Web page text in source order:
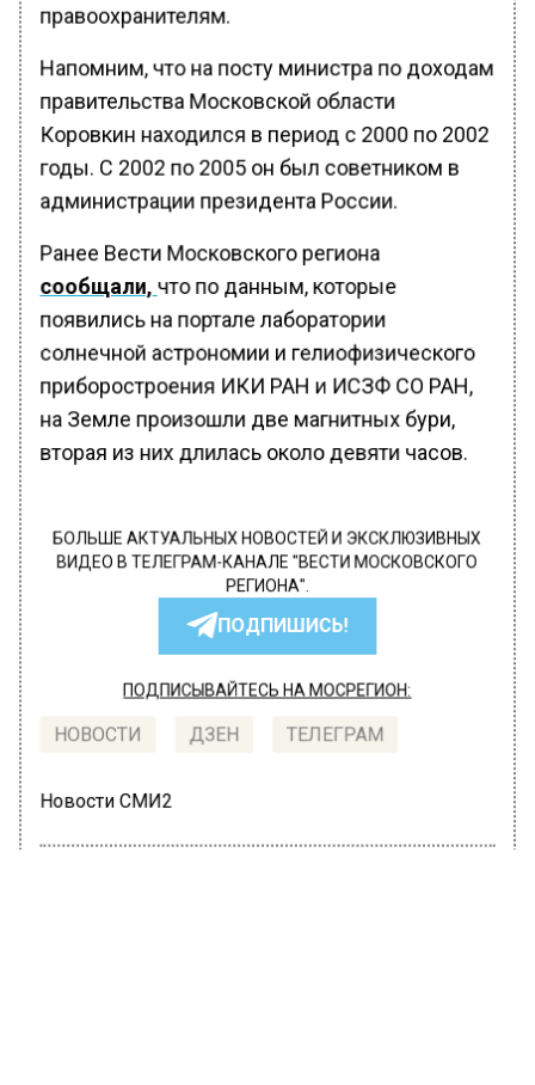
правоохранителям.
Напомним, что на посту министра по доходам
правительства Московской области
Коровкин находился в период с 2000 по 2002
годы. С 2002 по 2005 он был советником в
администрации президента России.
Ранее Вести Московского региона
сообщали, что по данным, которые
появились на портале лаборатории
солнечной астрономии и гелиофизического
приборостроения ИКИ РАН и ИСЗФ СО РАН,
на Земле произошли две магнитных бури,
вторая из них длилась около девяти часов.
БОЛЬШЕ АКТУАЛЬНЫХ НОВОСТЕЙ И ЭКСКЛЮЗИВНЫХ
ВИДЕО В ТЕЛЕГРАМ-КАНАЛЕ "ВЕСТИ МОСКОВСКОГО
РЕГИОНА".
ПОДПИШИСЬ!
ПОДПИСЫВАЙТЕСЬ НА МОСРЕГИОН:
НОВОСТИ ДЗЕН ТЕЛЕГРАМ
Новости СМИ2